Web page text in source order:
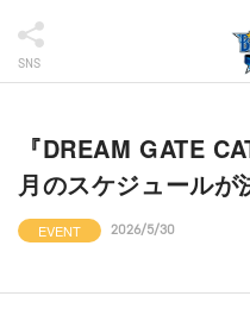
SNS
『DREAM GATE
月のスケジュールが
EVENT 2026/5/30